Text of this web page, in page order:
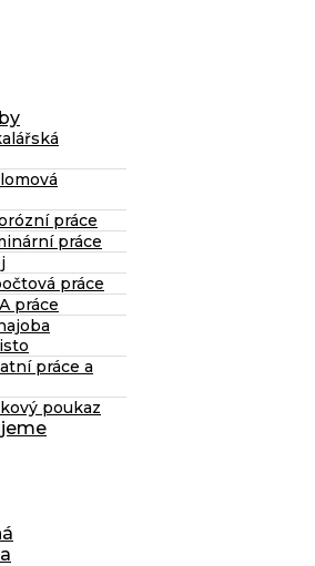
práce
práce
práce
práce
práce a
poukaz